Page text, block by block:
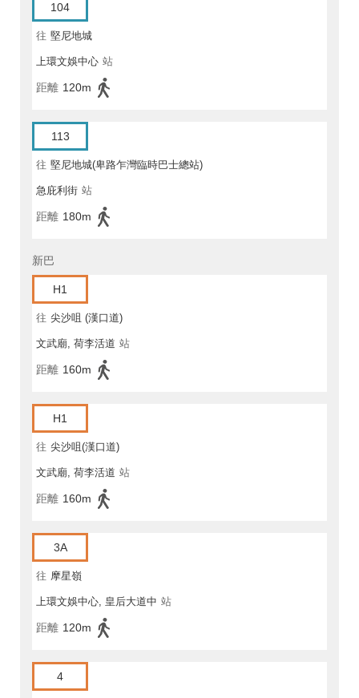
104
往 堅尼地城
上環文娛中心 站
距離 120m
113
往 堅尼地城(卑路乍灣臨時巴士總站)
急庇利街 站
距離 180m
新巴
H1
往 尖沙咀 (漢口道)
文武廟, 荷李活道 站
距離 160m
H1
往 尖沙咀(漢口道)
文武廟, 荷李活道 站
距離 160m
3A
往 摩星嶺
上環文娛中心, 皇后大道中 站
距離 120m
4